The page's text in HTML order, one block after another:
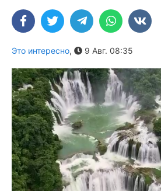
Это интересно, 9 Авг. 08:35